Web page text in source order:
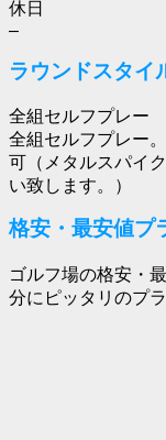
休日
–
ラウンドスタイ
全組セルフプレー
全組セルフプレー
可（メタルスパイ
い致します。）
格安・最安値プ
ゴルフ場の格安・
分にピッタリのプ